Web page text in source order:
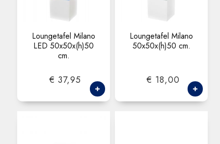
Loungetafel Milano
LED 50x50x(h)50
cm.
€ 37,95
Loungetafel Milano
50x50x(h)50 cm.
€ 18,00